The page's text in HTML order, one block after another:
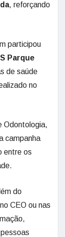
, reforçando
participou
Parque
de saúde
no
Odontologia,
campanha
entre os
do
CEO ou nas